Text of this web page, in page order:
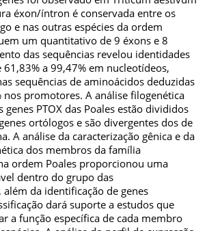
éxon/íntron é conservada entre os
e nas outras espécies da ordem
um quantitativo de 9 éxons e 8
das sequências revelou identidades
a 99,47% em nucleotídeos,
sequências de aminoácidos deduzidas
nos promotores. A análise filogenética
PTOX das Poales estão divididos
ortólogos e são divergentes dos de
A análise da caracterização gênica e da
dos membros da família
ordem Poales proporcionou uma
dentro do grupo das
da identificação de genes
dará suporte a estudos que
a função específica de cada membro